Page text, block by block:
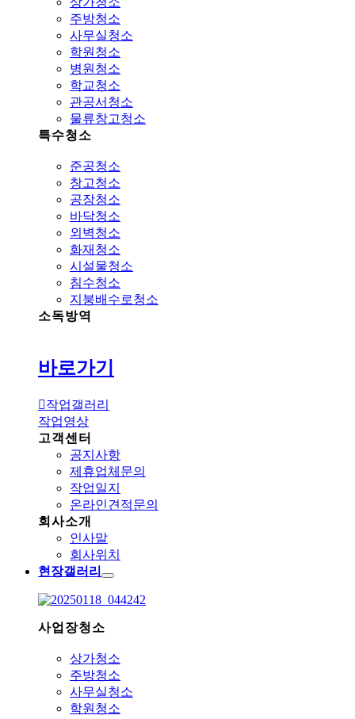
주방청소
사무실청소
학원청소
병원청소
학교청소
관공서청소
물류창고청소
특수청소
준공청소
창고청소
공장청소
바닥청소
외벽청소
화재청소
시설물청소
침수청소
지붕배수로청소
소독방역
바로가기
작업갤러리
작업영상
고객센터
공지사항
제휴업체문의
작업일지
온라인견적문의
회사소개
인사말
회사위치
현장갤러리
사업장청소
상가청소
주방청소
사무실청소
학원청소